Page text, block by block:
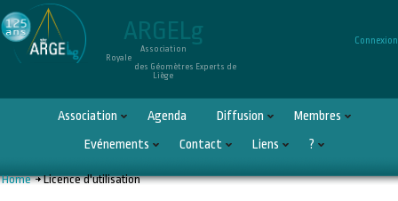
ARGELg
Association
Royale
des Géomètres Experts de
Liège
Connexion
Association Agenda Diffusion
Membres
Evénements
Contact Liens ?
Home Licence d'utilisation